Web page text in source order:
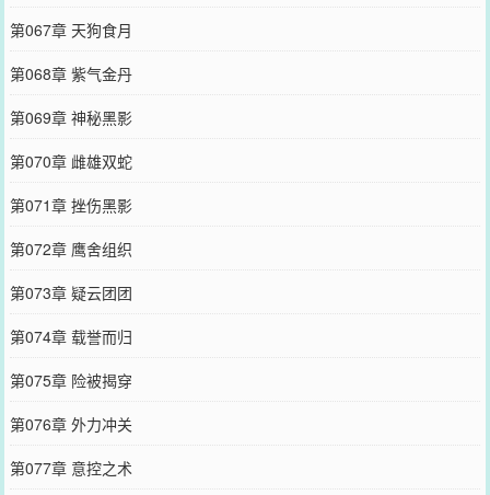
第067章 天狗食月
第068章 紫气金丹
第069章 神秘黑影
第070章 雌雄双蛇
第071章 挫伤黑影
第072章 鹰舍组织
第073章 疑云团团
第074章 载誉而归
第075章 险被揭穿
第076章 外力冲关
第077章 意控之术